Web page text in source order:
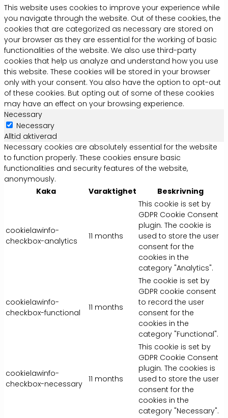
This website uses cookies to improve your experience while
you navigate through the website. Out of these cookies, the
cookies that are categorized as necessary are stored on
your browser as they are essential for the working of basic
functionalities of the website. We also use third-party
cookies that help us analyze and understand how you use
this website. These cookies will be stored in your browser
only with your consent. You also have the option to opt-out
of these cookies. But opting out of some of these cookies
may have an effect on your browsing experience.
Necessary
Necessary
Alltid aktiverad
Necessary cookies are absolutely essential for the website
to function properly. These cookies ensure basic
functionalities and security features of the website,
anonymously.
Kaka
Varaktighet Beskrivning
cookielawinfo-
checkbox-analytics
11 months
This cookie is set by
GDPR Cookie Consent
plugin. The cookie is
used to store the user
consent for the
cookies in the
category "Analytics".
cookielawinfo-
checkbox-functional
11 months
The cookie is set by
GDPR cookie consent
to record the user
consent for the
cookies in the
category "Functional".
cookielawinfo-
checkbox-necessary 11 months
This cookie is set by
GDPR Cookie Consent
plugin. The cookies is
used to store the user
consent for the
cookies in the
category "Necessary".